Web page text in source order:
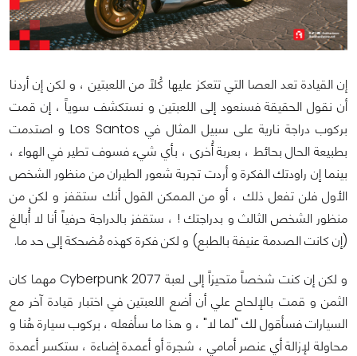
إن القيادة تعد العصا التي تتعكز عليها كُلاً من اللعبتين ، و لكن إن أردنا
أن نقول الحقيقة فسنعود إلى اللعبتين و نستكشف سوياً ، إن قمت
بركوب دراجة نارية على سبيل المثال في Los Santos و اصتدمت
بطبيعة الحال بحائط ، بعربة أُخرى ، بأي شيء فسوف تطير في الهواء ،
بينما إن راودتك الفكرة و أردت تجربة شعور الطيران من منظور الشخص
الأول فلن تفعل ذلك ، أو من الممكن القول أنك ستقفز و لكن من
منظور الشخص الثالث و بدراجتك ! ، ستقفز بالدراجة حرفياً أنا لا أُبالغ
(إن كانت الصدمة عنيفة بالطبع) و لكن فكرة كهذه مُضحكة إلى حد ما.
و لكن إن كنت شخصاً متحيزاً إلى لعبة Cyberpunk 2077 مهما كان
الثمن و قمت بالإلحاح علي أن أضع اللعبتين في اختبار قيادة آخر مع
السيارات فسأقول لك "لما لا" ، و هذا ما سأفعله ، بركوب سيارة هُنا و
محاولة لإزالة أي عنصر أمامي ، شجرة أو أعمدة إضاءة ، ستكسر أعمدة